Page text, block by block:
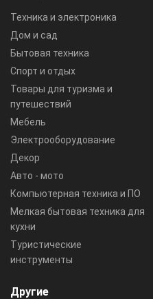
Техника и электроника
Дом и сад
Бытовая техника
Спорт и отдых
Товары для туризма и
путешествий
Мебель
Электрооборудование
Декор
Авто - мото
Компьютерная техника и ПО
Мелкая бытовая техника для
кухни
Туристические
инструменты
Другие